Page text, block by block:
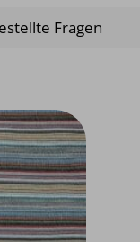
Fragen